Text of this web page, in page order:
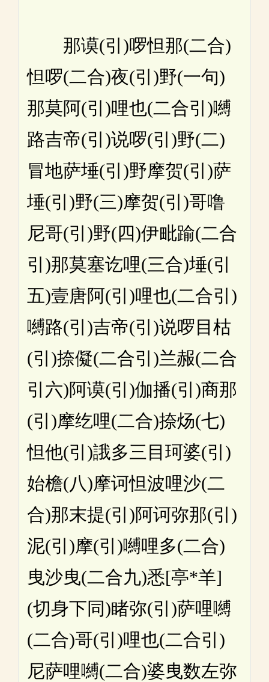
那谟(引)啰怛那(二合)
怛啰(二合)夜(引)野(一句)
那莫阿(引)哩也(二合引)嚩
路吉帝(引)说啰(引)野(二)
冒地萨埵(引)野摩贺(引)萨
埵(引)野(三)摩贺(引)哥噜
尼哥(引)野(四)伊毗踰(二合
引)那莫塞讫哩(三合)埵(引
五)壹唐阿(引)哩也(二合引)
嚩路(引)吉帝(引)说啰目枯
(引)捺儗(二合引)兰赧(二合
引六)阿谟(引)伽播(引)商那
(引)摩纥哩(二合)捺炀(七)
怛他(引)誐多三目珂婆(引)
始檐(八)摩诃怛波哩沙(二
合)那末提(引)阿诃弥那(引)
泥(引)摩(引)嚩哩多(二合)
曳沙曳(二合九)悉[亭*羊]
(切身下同)睹弥(引)萨哩嚩
(二合)哥(引)哩也(二合引)
尼萨哩嚩(二合)婆曳数左弥